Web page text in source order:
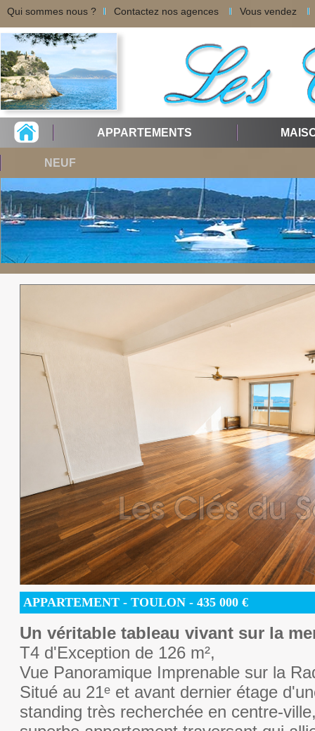
Qui sommes nous ? Contactez nos agences Vous vendez
APPARTEMENTS
NEUF
APPARTEMENT - TOULON - 435 000 €
Un véritable tableau vivant sur la
T4 d'Exception de 126 m²,
Vue Panoramique Imprenable sur la
Situé au 21ᵉ et avant dernier étage
standing très recherchée en centre-